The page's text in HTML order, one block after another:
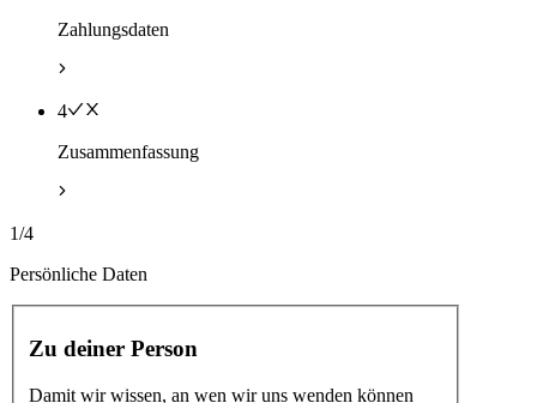
Zahlungsdaten
4
Zusammenfassung
1/4
Persönliche Daten
Zu deiner Person
Damit wir wissen, an wen wir uns wenden können